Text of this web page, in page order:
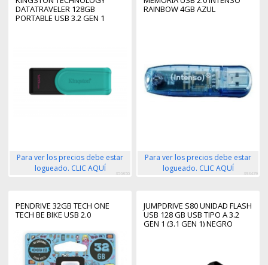
DATATRAVELER 128GB
PORTABLE USB 3.2 GEN 1
Para ver los precios debe estar
logueado. CLIC AQUÍ
356850
RAINBOW 4GB AZUL
Para ver los precios debe estar
logueado. CLIC AQUÍ
393479
PENDRIVE 32GB TECH ONE
TECH BE BIKE USB 2.0
JUMPDRIVE S80 UNIDAD FLASH
USB 128 GB USB TIPO A 3.2
GEN 1 (3.1 GEN 1) NEGRO